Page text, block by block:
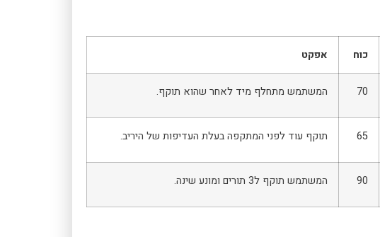
כוח אפקט
70 המשתמש מתחלף מיד לאחר שהוא תוקף.
65 תוקף עוד לפני המתקפה בעלת העדיפות של היריב.
90 המשתמש תוקף ל3 תורים ומונע שינה.